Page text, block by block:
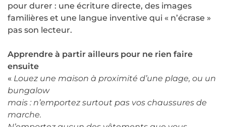
pour durer : une écriture directe, des images
familières et une langue inventive qui « n’écrase »
pas son lecteur.
Apprendre à partir ailleurs pour ne rien faire
ensuite
« Louez une maison à proximité d’une plage, ou un
bungalow
mais : n’emportez surtout pas vos chaussures de
marche.